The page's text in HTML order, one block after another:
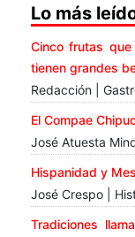
Lo más
Cinco frutas
tienen grandes
Redacción |
El Compae
José Atuesta
Hispanidad y
José Crespo |
Tradiciones